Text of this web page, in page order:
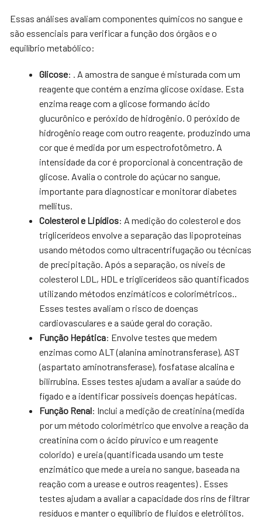
Essas análises avaliam componentes químicos no sangue e
são essenciais para verificar a função dos órgãos e o
equilíbrio metabólico:
Glicose: . A amostra de sangue é misturada com um
reagente que contém a enzima glicose oxidase. Esta
enzima reage com a glicose formando ácido
glucurônico e peróxido de hidrogênio. O peróxido de
hidrogênio reage com outro reagente, produzindo uma
cor que é medida por um espectrofotômetro. A
intensidade da cor é proporcional à concentração de
glicose. Avalia o controle do açúcar no sangue,
importante para diagnosticar e monitorar diabetes
mellitus.
Colesterol e Lipídios: A medição do colesterol e dos
triglicerídeos envolve a separação das lipoproteínas
usando métodos como ultracentrifugação ou técnicas
de precipitação. Após a separação, os níveis de
colesterol LDL, HDL e triglicerídeos são quantificados
utilizando métodos enzimáticos e colorimétricos..
Esses testes avaliam o risco de doenças
cardiovasculares e a saúde geral do coração.
Função Hepática: Envolve testes que medem
enzimas como ALT (alanina aminotransferase), AST
(aspartato aminotransferase), fosfatase alcalina e
bilirrubina. Esses testes ajudam a avaliar a saúde do
fígado e a identificar possíveis doenças hepáticas.
Função Renal: Inclui a medição de creatinina (medida
por um método colorimétrico que envolve a reação da
creatinina com o ácido píruvico e um reagente
colorido) e ureia (quantificada usando um teste
enzimático que mede a ureia no sangue, baseada na
reação com a urease e outros reagentes) . Esses
testes ajudam a avaliar a capacidade dos rins de filtrar
resíduos e manter o equilíbrio de fluidos e eletrólitos.